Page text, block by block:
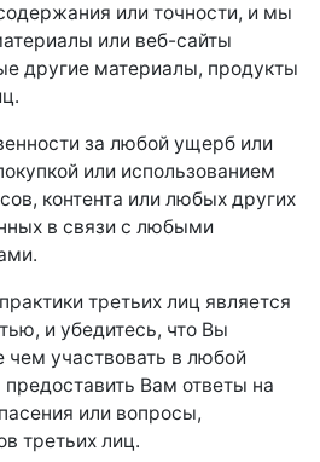
или точности, и мы
или веб-сайты
другие материалы, продукты
за любой ущерб или
или использованием
контента или любых других
в связи с любыми
третьих лиц является
и убедитесь, что Вы
участвовать в любой
Вам ответы на
или вопросы,
третьих лиц.